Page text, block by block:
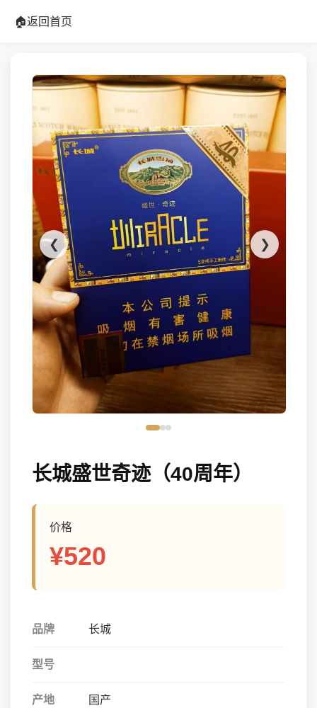
🏠返回首页
❮ ❯
长城盛世奇迹（40周年）
价格
¥520
品牌 长城
型号
产地 国产